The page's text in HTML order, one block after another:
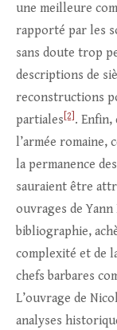
une meilleure
rapporté par les
sans doute trop
descriptions de
reconstructions
partiales [2] . Enfin,
l’armée romaine,
la permanence
sauraient être
ouvrages de
bibliographie,
complexité et de
chefs barbares
L’ouvrage de
analyses